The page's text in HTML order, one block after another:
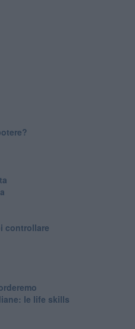
controllare
le life skills